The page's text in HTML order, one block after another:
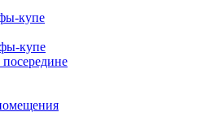
купе
купе